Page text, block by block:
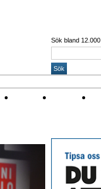
Sök bland